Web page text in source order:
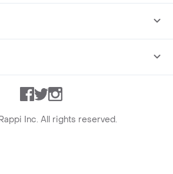
Facebook
TwitterInstagram
Inc. All rights reserved.